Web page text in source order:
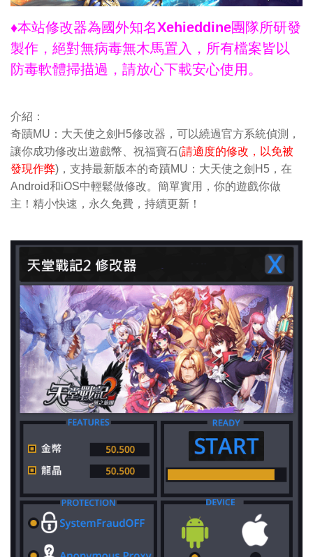
♦本站修改器為國外知名Xehieddine團隊所研發
製作，絕對無病毒無木馬置入，所有檔案皆以
防毒軟體掃描過，請放心下載安心使用。
介紹：
奇蹟MU：大天使之劍H5修改器，可以繞過官方系統偵測，
讓你成功修改出遊戲幣、祝福寶石(請適度的修改，以免被
發現作弊)，支持最新版本的奇蹟MU：大天使之劍H5，在
Android和iOS中輕鬆做修改。簡單實用，你的遊戲你做
主！精小快速，永久免費，持續更新！